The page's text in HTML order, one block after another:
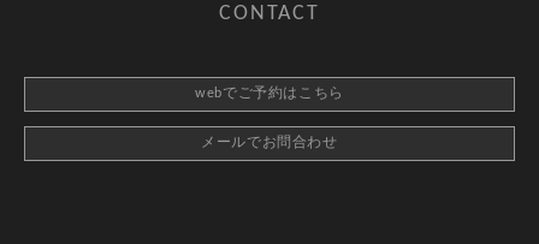
CONTACT
webでご予約はこちら
メールでお問合わせ